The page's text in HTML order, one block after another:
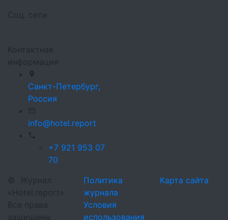
Соц. сети
Контактная
информация
Санкт-Петербург,
Россия
info@hotel.report
+7 921 953 07
70
©
Журнал
«Hotel.report»
Все права
защищены
Политика
журнала
Условия
использования
Карта сайта